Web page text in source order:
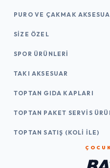
PURO VE ÇAKMAK
SIZE ÖZEL
SPOR ÜRÜNLERI
TAKI AKSESUAR
TOPTAN GIDA KAPLARI
TOPTAN PAKET SERVIS
TOPTAN SATIŞ (KOLI İLE)